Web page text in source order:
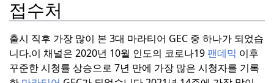
접수처
출시 직후 가장 많이 본 3대 마라티어 GEC 중 하나가 되었습
니다.이 채널은 2020년 10월 인도의 코로나19 팬데믹 이후
꾸준한 시청률 상승으로 7년 만에 가장 많은 시청자를 기록